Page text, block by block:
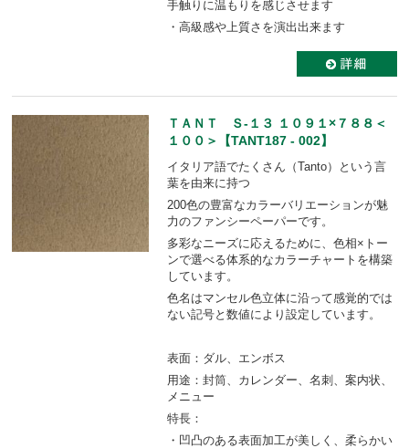
手触りに温もりを感じさせます
・高級感や上質さを演出出来ます
ＴＡＮＴ Ｓ-１３ １０９１×７８８＜
１００＞【TANT187 - 002】
イタリア語でたくさん（Tanto）という言
葉を由来に持つ
200色の豊富なカラーバリエーションが魅
力のファンシーペーパーです。
多彩なニーズに応えるために、色相×トー
ンで選べる体系的なカラーチャートを構築
しています。
色名はマンセル色立体に沿って感覚的では
ない記号と数値により設定しています。
表面：ダル、エンボス
用途：封筒、カレンダー、名刺、案内状、
メニュー
特長：
・凹凸のある表面加工が美しく、柔らかい